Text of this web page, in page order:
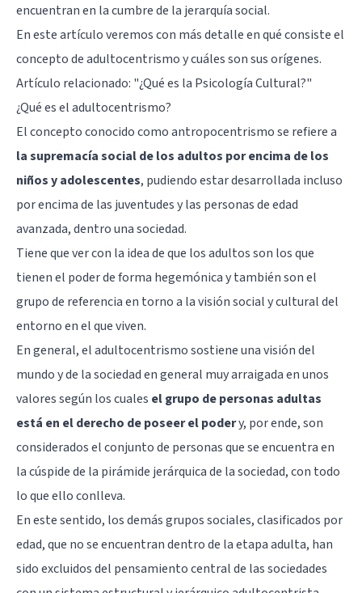
encuentran en la cumbre de la jerarquía social.
En este artículo veremos con más detalle en qué consiste el
concepto de adultocentrismo y cuáles son sus orígenes.
Artículo relacionado: "¿Qué es la Psicología Cultural?"
¿Qué es el adultocentrismo?
El concepto conocido como antropocentrismo se refiere a
la supremacía social de los adultos por encima de los
niños y adolescentes, pudiendo estar desarrollada incluso
por encima de las juventudes y las personas de edad
avanzada, dentro una sociedad.
Tiene que ver con la idea de que los adultos son los que
tienen el poder de forma hegemónica y también son el
grupo de referencia en torno a la visión social y cultural del
entorno en el que viven.
En general, el adultocentrismo sostiene una visión del
mundo y de la sociedad en general muy arraigada en unos
valoressegún los cuales el grupo de personas adultas
está en el derecho de poseer el podery, por ende, son
considerados el conjunto de personas que se encuentra en
la cúspide de la pirámide jerárquica de la sociedad, con todo
lo que ello conlleva.
En este sentido, los demás grupos sociales, clasificados por
edad, que no se encuentran dentro de la etapa adulta, han
sido excluidos del pensamiento central de las sociedades